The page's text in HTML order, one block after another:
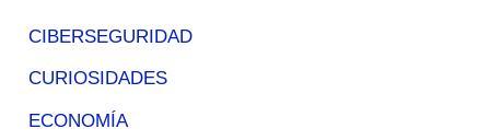
CIBERSEGURIDAD
CURIOSIDADES
ECONOMÍA